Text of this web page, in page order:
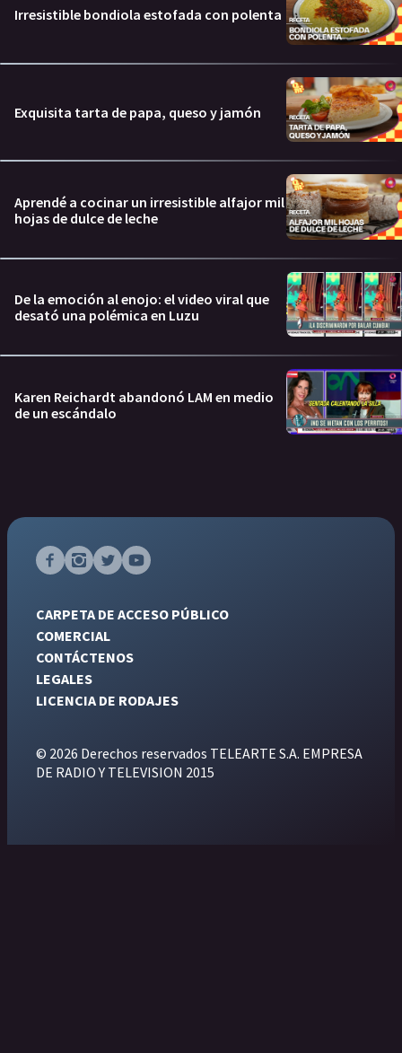
Irresistible bondiola estofada con polenta
Exquisita tarta de papa, queso y jamón
Aprendé a cocinar un irresistible alfajor mil
hojas de dulce de leche
De la emoción al enojo: el video viral que
desató una polémica en Luzu
Karen Reichardt abandonó LAM en medio
de un escándalo
CARPETA DE ACCESO PÚBLICO
COMERCIAL
CONTÁCTENOS
LEGALES
LICENCIA DE RODAJES
© 2026 Derechos reservados TELEARTE S.A. EMPRESA
DE RADIO Y TELEVISION 2015